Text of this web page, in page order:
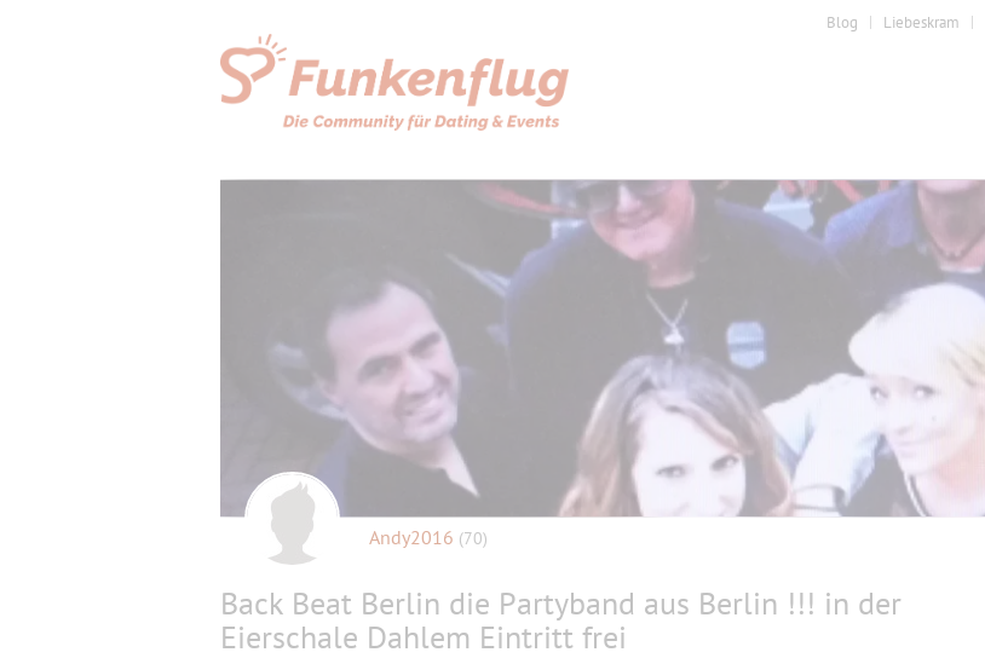
Blog Liebeskram
Andy2016 (70)
Back Beat Berlin die Partyband aus Berlin !!! in der
Eierschale Dahlem Eintritt frei